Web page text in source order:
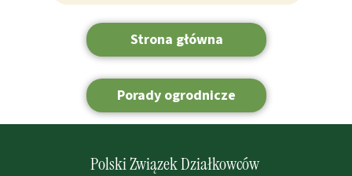
Porady ogrodnicze
Strona główna
Polski Związek Działkowców